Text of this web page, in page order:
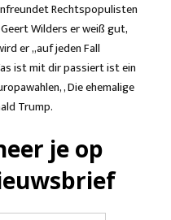
Rechtspopulisten
Wilders er weiß gut,
er „auf jeden Fall
ist mit dir passiert ist ein
, Die ehemalige
Trump.